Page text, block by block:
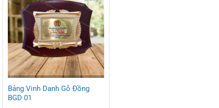
Bảng Vinh Danh Gỗ Đồng
BGD 01